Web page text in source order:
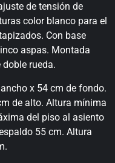
de tensión de
color blanco para el
Con base
aspas. Montada
rueda.
x 54 cm de fondo.
de alto. Altura mínima
del piso al asiento
55 cm. Altura